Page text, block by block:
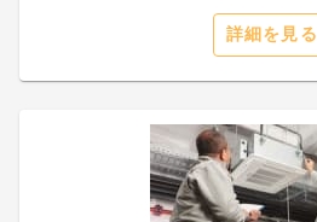
詳細を見る